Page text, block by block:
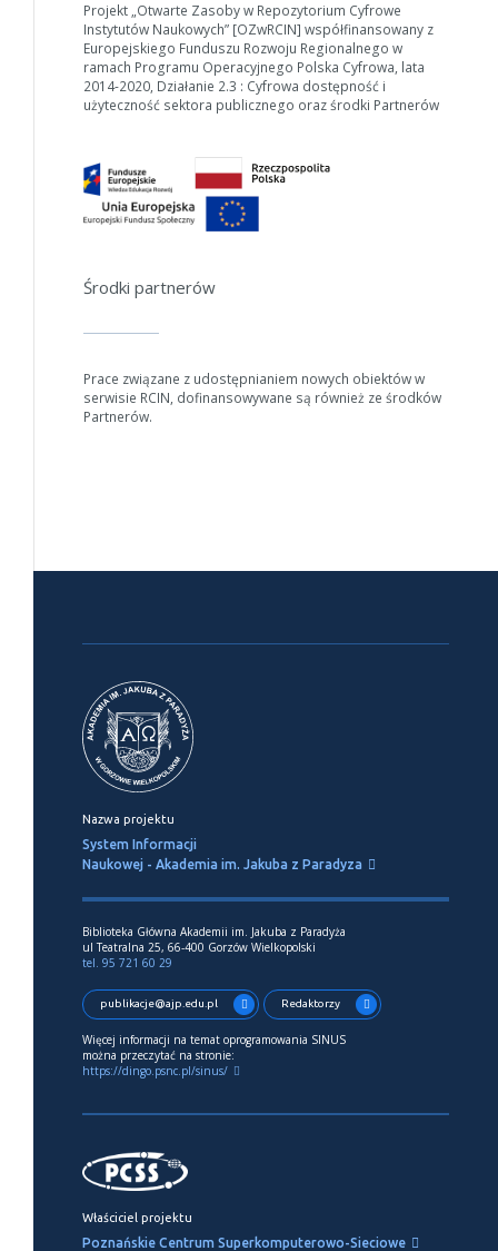
Projekt „Otwarte Zasoby w Repozytorium Cyfrowe
Instytutów Naukowych” [OZwRCIN] współfinansowany z
Europejskiego Funduszu Rozwoju Regionalnego w
ramach Programu Operacyjnego Polska Cyfrowa, lata
2014-2020, Działanie 2.3 : Cyfrowa dostępność i
użyteczność sektora publicznego oraz środki Partnerów
Środki partnerów
Prace związane z udostępnianiem nowych obiektów w
serwisie RCIN, dofinansowywane są również ze środków
Partnerów.
Nazwa projektu
System Informacji
Naukowej - Akademia im. Jakuba z Paradyza
Biblioteka Główna Akademii im. Jakuba z Paradyża
ul Teatralna 25, 66-400 Gorzów Wielkopolski
tel. 95 721 60 29
publikacje@ajp.edu.pl Redaktorzy
Więcej informacji na temat oprogramowania SINUS
można przeczytać na stronie:
https://dingo.psnc.pl/sinus/
Właściciel projektu
Poznańskie Centrum Superkomputerowo-Sieciowe